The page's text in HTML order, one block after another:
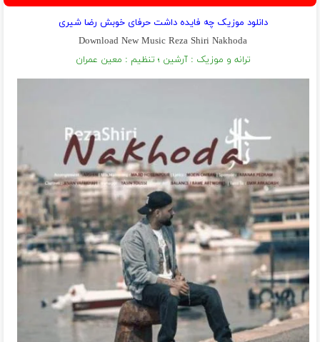
شروع کاهش
وزن
دانلود موزیک چه فایده داشت حرفای خوبش رضا شیری
Download New Music Reza Shiri Nakhoda
ترانه و موزیک : آرشین ؛ تنظیم : معین عمران